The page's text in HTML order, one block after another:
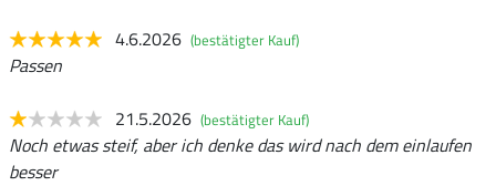
4.6.2026 (bestätigter Kauf)
Passen
21.5.2026 (bestätigter Kauf)
Noch etwas steif, aber ich denke das wird nach dem einlaufen
besser